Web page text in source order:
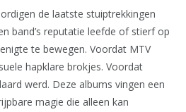
de laatste stuiptrekkingen
band’s reputatie leefde of stierf op
te bewegen. Voordat MTV
hapklare brokjes. Voordat
werd. Deze albums vingen een
magie die alleen kan